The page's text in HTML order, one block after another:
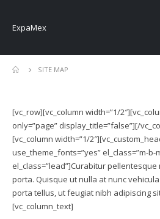
ExpaMex
SITE MAP
[vc_row][vc_column width=”1/
only=”page” display_title=”false”][/
[vc_column width=”1/
use_theme_fonts=”yes” el_class=”m-b-
el_class=”lead”]Curabitur
porta. Quisque ut nulla at nunc
porta tellus, ut feugiat nibh adipiscing
[vc_column_text]